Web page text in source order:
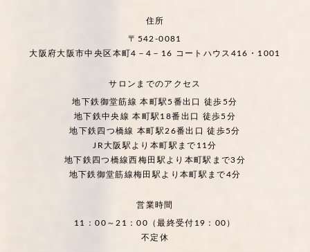
住所
〒542-0081
大阪府大阪市中央区本町4－4－16 コートハウス416・1001
サロンまでのアクセス
地下鉄御堂筋線 本町駅5番出口 徒歩5分
地下鉄中央線 本町駅18番出口 徒歩5分
地下鉄四つ橋線 本町駅26番出口 徒歩5分
JR大阪駅より本町駅まで11分
地下鉄四つ橋線西梅田駅より本町駅まで3分
地下鉄御堂筋線梅田駅より本町駅まで4分
営業時間
11：00～21：00（最終受付19：00）
不定休